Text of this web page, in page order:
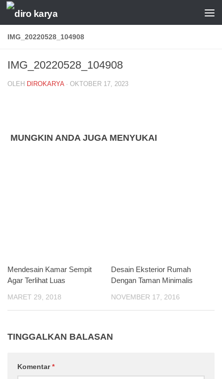
Skip to content
IMG_20220528_104908
IMG_20220528_104908
OLEH DIROKARYA · OKTOBER 17, 2023
MUNGKIN ANDA JUGA MENYUKAI
Mendesain Kamar Sempit
Agar Terlihat Luas
MARET 29, 2018
Desain Eksterior Rumah
Dengan Taman Minimalis
NOVEMBER 17, 2016
TINGGALKAN BALASAN
Komentar*